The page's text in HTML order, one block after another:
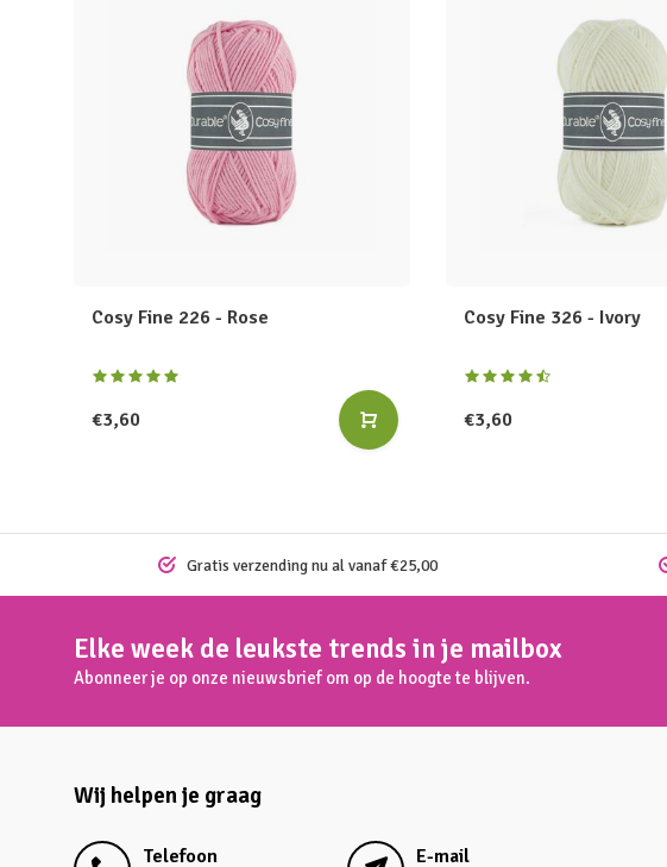
Cosy Fine 226 - Rose
€3,60
Cosy Fine 326 - Ivory
€3,60
Gratis verzending nu al vanaf €25,00
Elke week de leukste trends in je mailbox
Abonneer je op onze nieuwsbrief om op de hoogte te blijven.
Wij helpen je graag
Telefoon E-mail